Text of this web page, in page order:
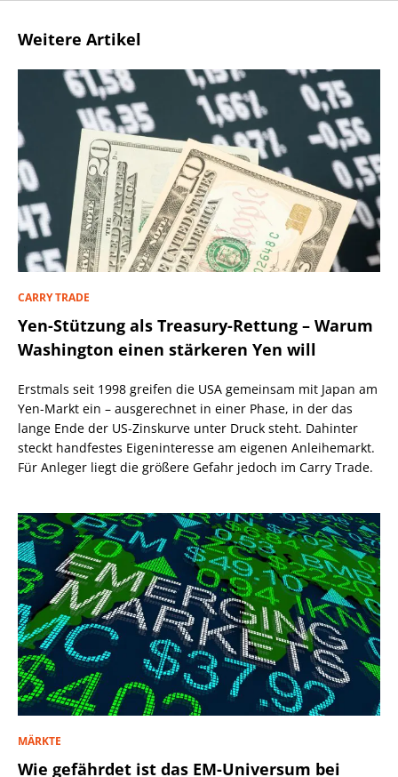
Weitere Artikel
CARRY TRADE
Yen-Stützung als Treasury-Rettung – Warum
Washington einen stärkeren Yen will
Erstmals seit 1998 greifen die USA gemeinsam mit Japan am
Yen-Markt ein – ausgerechnet in einer Phase, in der das
lange Ende der US-Zinskurve unter Druck steht. Dahinter
steckt handfestes Eigeninteresse am eigenen Anleihemarkt.
Für Anleger liegt die größere Gefahr jedoch im Carry Trade.
MÄRKTE
Wie gefährdet ist das EM-Universum bei